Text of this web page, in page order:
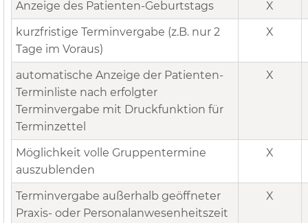
Anzeige des Patienten-Geburtstags
X
kurzfristige Terminvergabe (z.B. nur 2
Tage im Voraus)
X
automatische Anzeige der Patienten-
Terminliste nach erfolgter
Terminvergabe mit Druckfunktion für
Terminzettel
X
Möglichkeit volle Gruppentermine
auszublenden
X
Terminvergabe außerhalb geöffneter
Praxis- oder Personalanwesenheitszeit
X